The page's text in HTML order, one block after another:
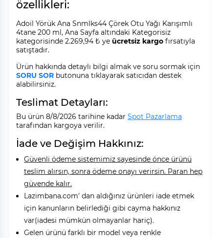
özellikleri:
Adoil Yörük Ana Snmlks44 Çörek Otu Yağı Karışımlı
4tane 200 ml, Ana Sayfa altındaki Kategorisiz
kategorisinde 2.269,94 ₺ ye ücretsiz kargo fırsatıyla
satıştadır.
Ürün hakkında detaylı bilgi almak ve soru sormak için
SORU SOR butonuna tıklayarak satıcıdan destek
alabilirsiniz.
Teslimat Detayları:
Bu ürün 8/8/2026 tarihine kadar Spot Pazarlama
tarafından kargoya verilir.
İade ve Değişim Hakkınız:
Güvenli ödeme sistemimiz sayesinde önce ürünü
teslim alırsın, sonra ödeme onayı verirsin. Paran hep
güvende kalır.
Lazimbana.com' dan aldığınız ürünleri iade etmek
için kanunların belirlediği gibi cayma hakkınız
var(iadesi mümkün olmayanlar hariç).
Gelen ürünü farklı bir model veya renkle